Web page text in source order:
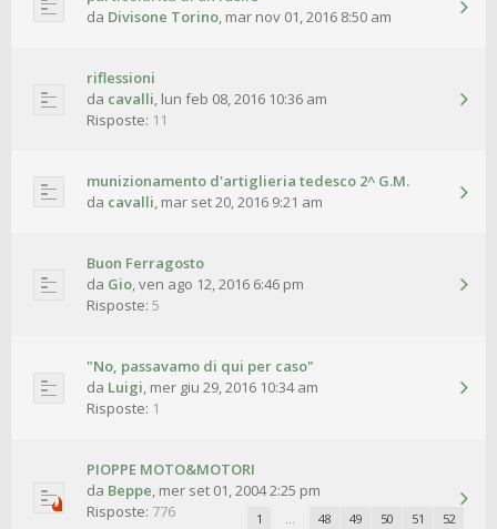
da Divisone Torino, mar nov 01, 2016 8:50 am
riflessioni
da cavalli, lun feb 08, 2016 10:36 am
Risposte: 11
munizionamento d'artiglieria tedesco 2^ G.M.
da cavalli, mar set 20, 2016 9:21 am
Buon Ferragosto
da Gio,ven ago 12, 2016 6:46 pm
Risposte: 5
"No, passavamo di qui per caso"
da Luigi, mer giu 29, 2016 10:34 am
Risposte: 1
PIOPPE MOTO&MOTORI
da Beppe, mer set 01, 2004 2:25 pm
1 … 48 49 50 51 52
Risposte: 776